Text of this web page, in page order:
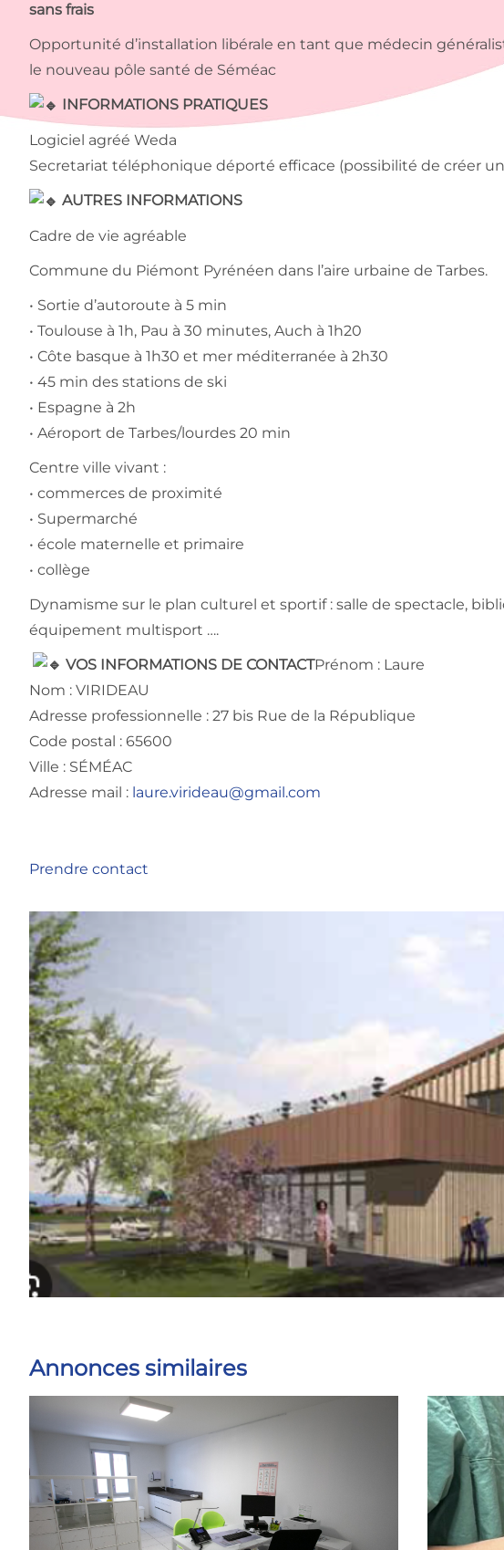
sans frais
Opportunité d’installation libérale en tant que médecin
le nouveau pôle santé de Séméac
INFORMATIONS PRATIQUES
Logiciel agréé Weda
Secretariat téléphonique déporté efficace (possibilité de créer
AUTRES INFORMATIONS
Cadre de vie agréable
Commune du Piémont Pyrénéen dans l’aire urbaine de Tarbes.
• Sortie d’autoroute à 5 min
• Toulouse à 1h, Pau à 30 minutes, Auch à 1h20
• Côte basque à 1h30 et mer méditerranée à 2h30
• 45 min des stations de ski
• Espagne à 2h
• Aéroport de Tarbes/lourdes 20 min
Centre ville vivant :
• commerces de proximité
• Supermarché
• école maternelle et primaire
• collège
Dynamisme sur le plan culturel et sportif : salle de spectacle,
équipement multisport ….
VOS INFORMATIONS DE CONTACTPrénom : Laure
Nom : VIRIDEAU
Adresse professionnelle : 27 bis Rue de la République
Code postal : 65600
Ville : SÉMÉAC
Adresse mail : laure.virideau@gmail.com
Prendre contact
Annonces similaires